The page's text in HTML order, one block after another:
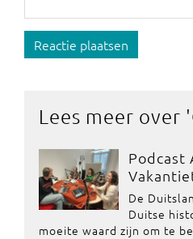
Reactie plaatsen
Lees meer over '
Podcast
De
Duitse
moeite waard zijn om te